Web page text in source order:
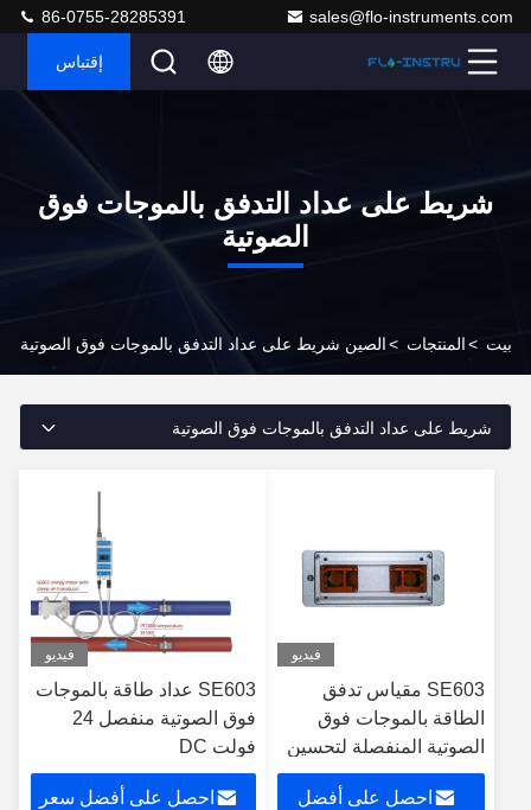
sales@flo-instruments.com
86-0755-28285391
إقتباس
شريط على عداد التدفق بالموجات فوق
الصوتية
بيت >المنتجات >الصين شريط على عداد التدفق بالموجات فوق الصوتية
شريط على عداد التدفق بالموجات فوق الصوتية
فيديو
SE603 مقياس تدفق
الطاقة بالموجات فوق
الصوتية المنفصلة لتحسين
HVAC
احصل على أفضل
فيديو
SE603 عداد طاقة بالموجات
فوق الصوتية منفصل 24
فولت DC
احصل على أفضل سعر